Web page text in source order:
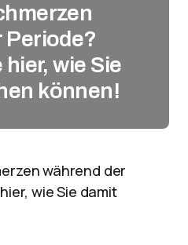
Periode?
wie Sie
können!
während der
wie Sie damit